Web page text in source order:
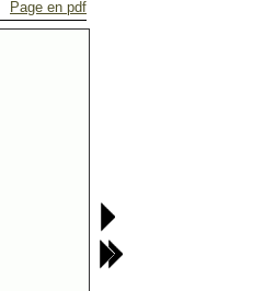
Page en pdf